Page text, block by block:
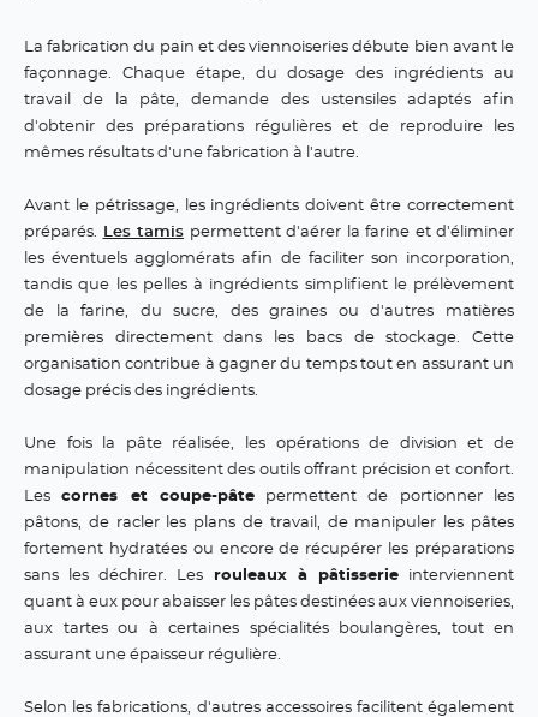
La fabrication du pain et des viennoiseries débute bien avant le
façonnage. Chaque étape, du dosage des ingrédients au
travail de la pâte, demande des ustensiles adaptés afin
d'obtenir des préparations régulières et de reproduire les
mêmes résultats d'une fabrication à l'autre.
Avant le pétrissage, les ingrédients doivent être correctement
préparés.
Les tamis permettent d'aérer la farine et d'éliminer
les éventuels agglomérats afin de faciliter son incorporation,
tandis que les pelles à ingrédients simplifient le prélèvement
de la farine, du sucre, des graines ou d'autres matières
premières directement dans les bacs de stockage. Cette
organisation contribue à gagner du temps tout en assurant un
dosage précis des ingrédients.
Une fois la pâte réalisée, les opérations de division et de
manipulation nécessitent des outils offrant précision et confort.
Lescornes et coupe-pâtepermettent de portionner les
pâtons, de racler les plans de travail, de manipuler les pâtes
fortement hydratées ou encore de récupérer les préparations
sans les déchirer. Les
rouleaux à pâtisserieinterviennent
quant à eux pour abaisser les pâtes destinées aux viennoiseries,
aux tartes ou à certaines spécialités boulangères, tout en
assurant une épaisseur régulière.
Selon les fabrications, d'autres accessoires facilitent également